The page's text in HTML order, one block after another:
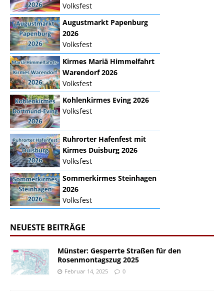
Volksfest
Augustmarkt Papenburg
2026
Volksfest
Kirmes Mariä Himmelfahrt
Warendorf 2026
Volksfest
Kohlenkirmes Eving 2026
Volksfest
Ruhrorter Hafenfest mit
Kirmes Duisburg 2026
Volksfest
Sommerkirmes Steinhagen
2026
Volksfest
NEUESTE BEITRÄGE
Münster: Gesperrte Straßen für den
Rosenmontagszug 2025
Februar 14, 2025 0